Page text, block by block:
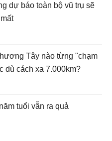
dự báo toàn bộ vũ trụ sẽ
Tây nào từng "chạm
dù cách xa 7.000km?
tuổi vẫn ra quả